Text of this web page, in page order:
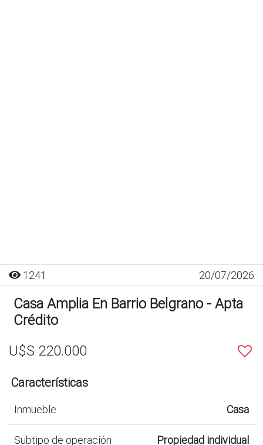
1241 20/07/2026
Casa Amplia En Barrio Belgrano - Apta
Crédito
U$S 220.000
Características
Inmueble Casa
Subtipo de operación Propiedad individual